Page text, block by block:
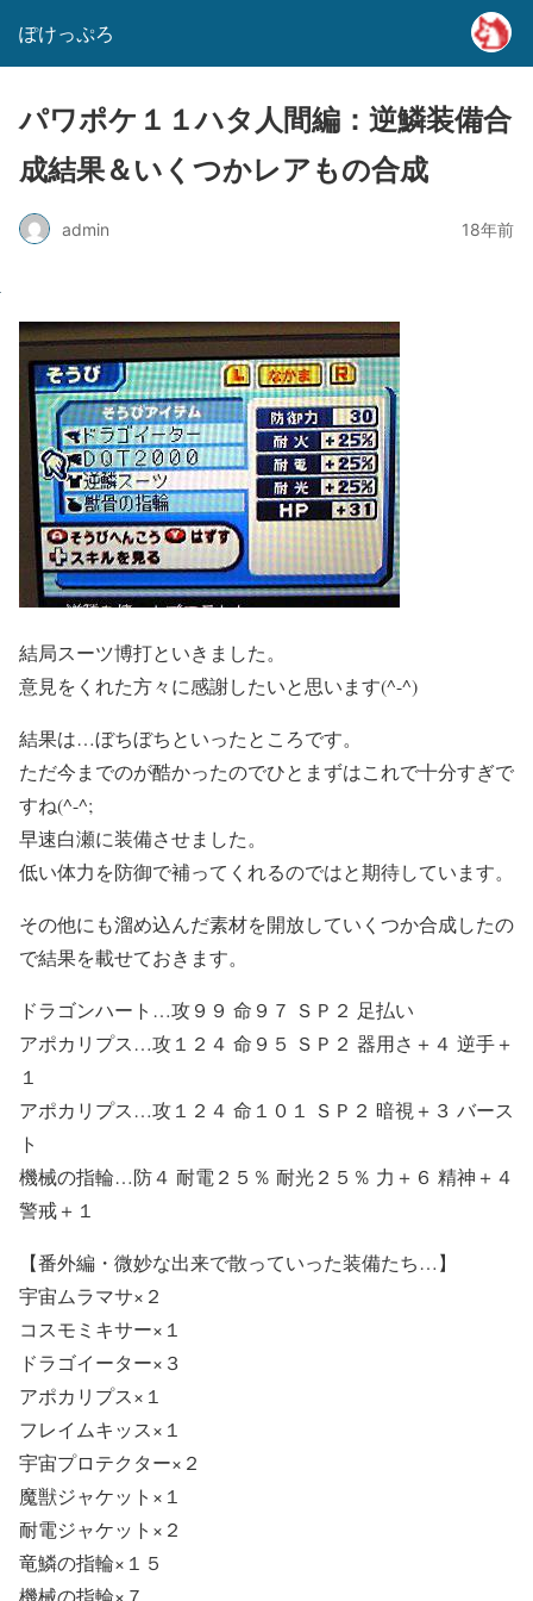
ぽけっぷろ
パワポケ１１ハタ人間編：逆鱗装備合
成結果＆いくつかレアもの合成
admin 18年前
結局スーツ博打といきました。
意見をくれた方々に感謝したいと思います(^-^)
結果は…ぼちぼちといったところです。
ただ今までのが酷かったのでひとまずはこれで十分すぎで
すね(^-^;
早速白瀬に装備させました。
低い体力を防御で補ってくれるのではと期待しています。
その他にも溜め込んだ素材を開放していくつか合成したの
で結果を載せておきます。
ドラゴンハート…攻９９ 命９７ ＳＰ２ 足払い
アポカリプス…攻１２４ 命９５ ＳＰ２ 器用さ＋４ 逆手＋
１
アポカリプス…攻１２４ 命１０１ ＳＰ２ 暗視＋３ バース
ト
機械の指輪…防４ 耐電２５％ 耐光２５％ 力＋６ 精神＋４
警戒＋１
【番外編・微妙な出来で散っていった装備たち…】
宇宙ムラマサ×２
コスモミキサー×１
ドラゴイーター×３
アポカリプス×１
フレイムキッス×１
宇宙プロテクター×２
魔獣ジャケット×１
耐電ジャケット×２
竜鱗の指輪×１５
機械の指輪×７